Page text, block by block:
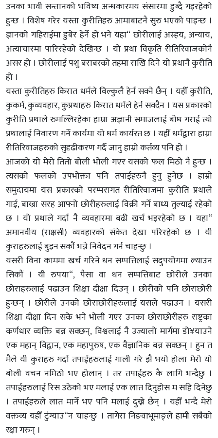
उनका भावी सन्तानको भविष्य अन्धकारमय संसारमा डुब्दै गइरहेको
हुन्छ । विशेष गरेर यस्ता कुरीतिहरु आमाबाटनै सुरु भएको पाइन्छ ।
ज्ञानको गहिराईमा डुबेर हेर्ने हो भने यहा“ छोरीलाई अस्हय, अन्याय,
अत्याचारमा पारिरहेको देखिन्छ । यो प्रथा विकृति रीतिरिवाजकोनै
असर हो । छोरीलाई पशु बराबरको तहमा राखि दिने यो प्रथानै कुरीति
हो ।
यस्ता कुरीतिहरु किरात धर्मले विल्कुलै हेर्न सक्ने छैन् । यहीँ कुरीति,
कुकर्म, कुव्यवहार, कुप्रथाहरु किरात धर्मले हेर्न सक्दैन । यस प्रकारको
कुरीति प्रथाले रुमल्लिरहेका हाम्रा अज्ञानी समाजलाई बोध गराई त्यो
प्रथालाई निवारण गर्ने कार्यमा यो धर्म कार्यरत छ । यहीँ धर्मद्वारा हाम्रा
रीतिरिवाजहरुको सुदृढीकरण गर्दै जानु हाम्रो कर्तव्य पनि हो ।
आजको यो मेरो तितो बोली भोली गएर यसको फल मिठो नै हुन्छ ।
त्यसको फलको उपभोक्ता पनि तपाईहरुनै हुनु हुनेछ । हाम्रो
समुदायमा यस प्रकारको परम्परागत रीतिरिवाजमा कुरीति प्रथाले
गाई, बाख्रा सरह आफ्नो छोरीहरुलाई विक्री गर्ने बाध्य तुल्याई रहेको
छ । यो प्रथाले गर्दा नै व्यवहारमा बढी खर्च भइरहेको छ । यहा“
अमानवीय (राक्षसी) व्यवहारको संकेत देखा परिरहेको छ । यी
कुराहरुलाई बुझ्न सकौं भन्ने निवेदन गर्न चाहन्छु ।
यसरी विना काममा खर्च गरिने धन सम्पत्तिलाई सदुपयोगमा ल्याउन
सिकौं । यी रुपया“, पैसा वा धन सम्पत्तिबाट छोरीले उनका
छोराहरुलाई पढाउन शिक्षा दीक्षा दिउन् । छोरीको पनि छोराछोरी
हुन्छन् । छोरीले उनको छोराछोरीहरुलाई यसले पढाउन । यसरी
शिक्षा दीक्षा दिन सके भने भोली गएर उनका छोराछोरीहरु राष्ट्रका
कर्णधार व्यक्ति बन्न सक्छन्, विश्वलाई नै उज्यालो मार्गमा डो¥याउने
एक महान् विद्वान, एक महापुरुष, एक वैज्ञानिक बन्न सक्छन् । हुन त
मैले यी कुराहरु गर्दा तपाईहरुलाई गाली गरे झै भयो होला मेरो यो
बोली वचन नमिठो भए होलान् । तर तपाईहरु कै लागि भन्दैछु ।
तपाईहरुलाई रिस उठेको भए मलाई एक लात दिनुहोस म सहि दिनेछु
। तपाईहरुले लात मार्ने भए पनि मलाई दुख्ने छैन् । यहीँ भन्दै मेरो
वक्तव्य यहीँ टुंग्याउ“न चाहन्छु । तागेरा निङवाभूमाङ्ले हामी सबैको
रक्षा गरुन् ।